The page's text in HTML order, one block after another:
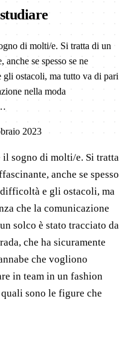
di molti/e. Si tratta di un
se spesso se ne
ostacoli, ma tutto va di pari
nella moda
2023
sogno di molti/e. Si tratta
anche se spesso
e gli ostacoli, ma
che la comunicazione
solco è stato tracciato da
che ha sicuramente
che vogliono
in team in un fashion
sono le figure che